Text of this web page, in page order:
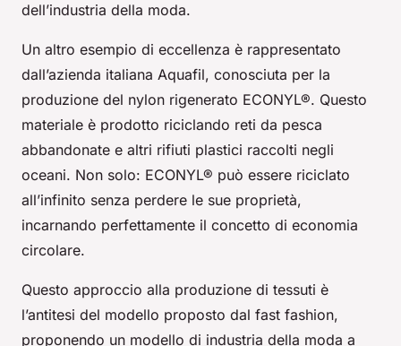
dell’industria della moda.
Un altro esempio di eccellenza è rappresentato
dall’azienda italiana Aquafil, conosciuta per la
produzione del nylon rigenerato ECONYL®. Questo
materiale è prodotto riciclando reti da pesca
abbandonate e altri rifiuti plastici raccolti negli
oceani. Non solo: ECONYL® può essere riciclato
all’infinito senza perdere le sue proprietà,
incarnando perfettamente il concetto di economia
circolare.
Questo approccio alla produzione di tessuti è
l’antitesi del modello proposto dal fast fashion,
proponendo un modello di industria della moda a